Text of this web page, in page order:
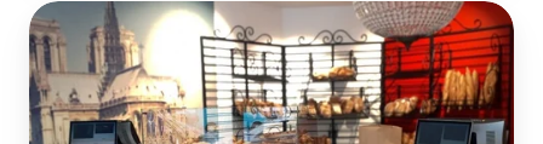
Logiciel
de
caisse
: